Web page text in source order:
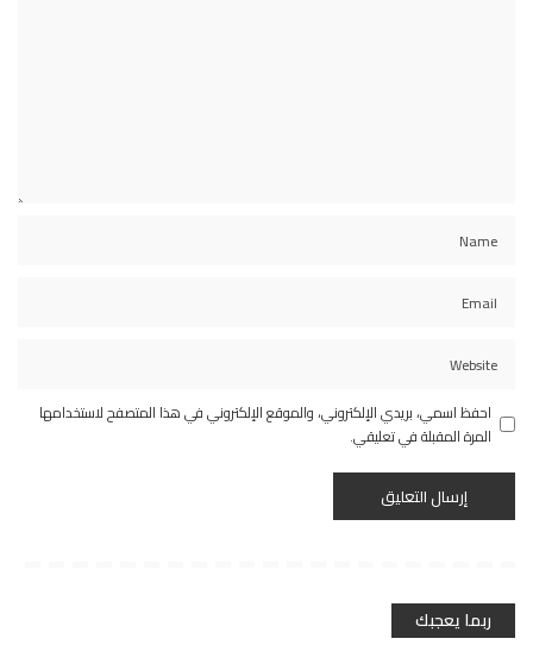
احفظ اسمي، بريدي الإلكتروني، والموقع الإلكتروني في هذا المتصفح لاستخدامها
المرة المقبلة في تعليقي.
ربما يعجبك